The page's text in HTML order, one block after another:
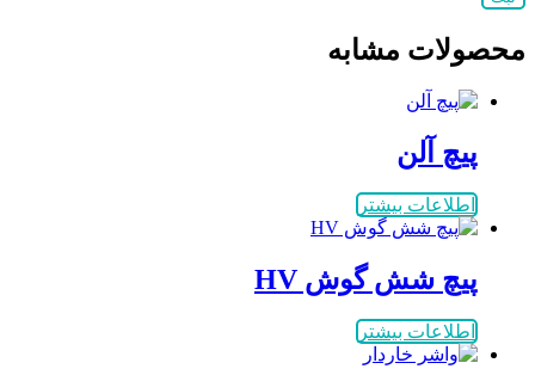
محصولات مشابه
پیچ آلن
اطلاعات بیشتر
پيچ شش گوش HV
اطلاعات بیشتر